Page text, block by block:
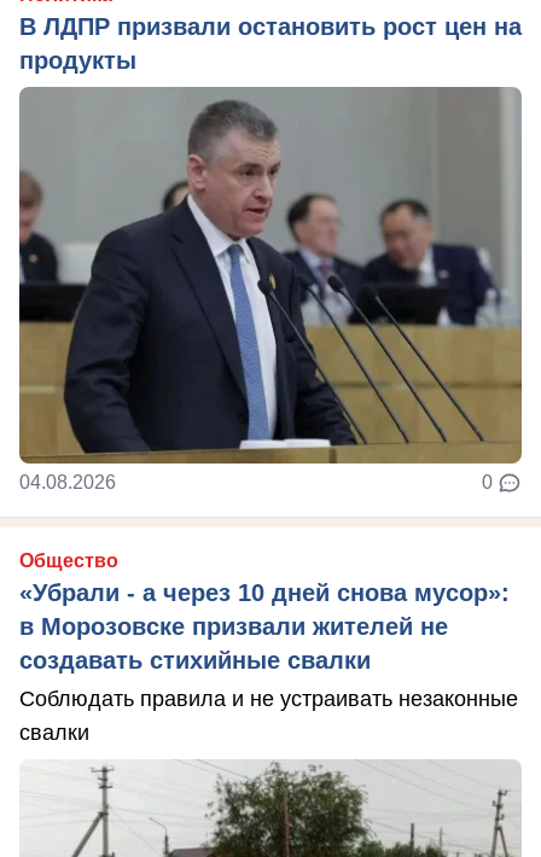
В ЛДПР призвали остановить рост цен на
продукты
04.08.2026 0
Общество
«Убрали - а через 10 дней снова мусор»:
в Морозовске призвали жителей не
создавать стихийные свалки
Соблюдать правила и не устраивать незаконные
свалки